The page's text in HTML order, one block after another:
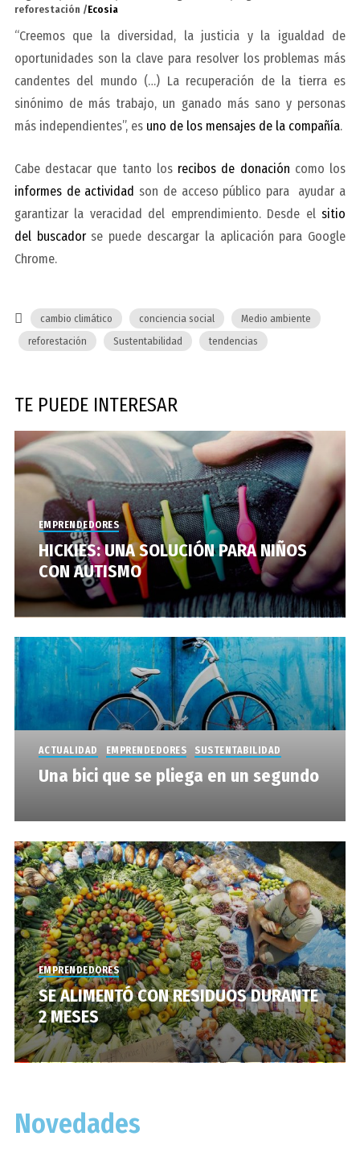
reforestación /Ecosia
“Creemos que la diversidad, la justicia y la igualdad de
oportunidades son la clave para resolver los problemas más
candentes del mundo (…) La recuperación de la tierra es
sinónimo de más trabajo, un ganado más sano y personas
más independientes”, es uno de los mensajes de la compañía.
Cabe destacar que tanto los recibos de donación como los
informes de actividad son de acceso público para ayudar a
garantizar la veracidad del emprendimiento. Desde elsitio
del buscadorse puede descargar la aplicación para Google
Chrome.
cambio climático conciencia social
Medio ambiente
reforestación
Sustentabilidad tendencias
TE PUEDE INTERESAR
EMPRENDEDORES
HICKIES: UNA SOLUCIÓN PARA NIÑOS
CON AUTISMO
ACTUALIDAD EMPRENDEDORES SUSTENTABILIDAD
Una bici que se pliega en un segundo
EMPRENDEDORES
SE ALIMENTÓ CON RESIDUOS DURANTE
2 MESES
Novedades